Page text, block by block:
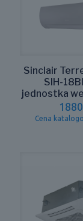
Sinclair
SIH-
jednostka
1880
Cena